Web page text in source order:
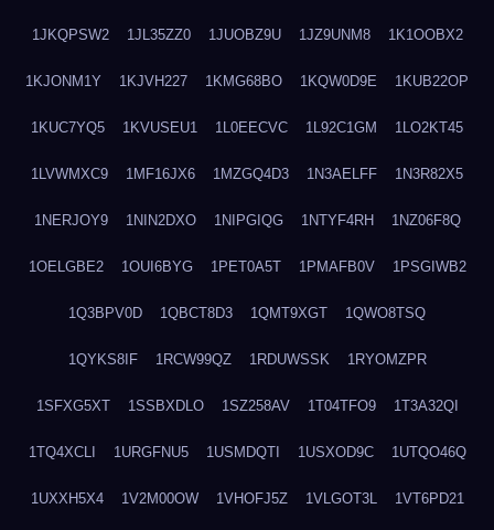
1JKQPSW2 1JL35ZZ0 1JUOBZ9U 1JZ9UNM8 1K1OOBX2
1KJONM1Y 1KJVH227 1KMG68BO 1KQW0D9E 1KUB22OP
1KUC7YQ5 1KVUSEU1 1L0EECVC 1L92C1GM 1LO2KT45
1LVWMXC9 1MF16JX6 1MZGQ4D3 1N3AELFF 1N3R82X5
1NERJOY9 1NIN2DXO 1NIPGIQG 1NTYF4RH 1NZ06F8Q
1OELGBE2 1OUI6BYG 1PET0A5T 1PMAFB0V 1PSGIWB2
1Q3BPV0D 1QBCT8D3 1QMT9XGT 1QWO8TSQ
1QYKS8IF 1RCW99QZ 1RDUWSSK 1RYOMZPR
1SFXG5XT 1SSBXDLO 1SZ258AV 1T04TFO9 1T3A32QI
1TQ4XCLI 1URGFNU5 1USMDQTI 1USXOD9C 1UTQO46Q
1UXXH5X4 1V2M00OW 1VHOFJ5Z 1VLGOT3L 1VT6PD21